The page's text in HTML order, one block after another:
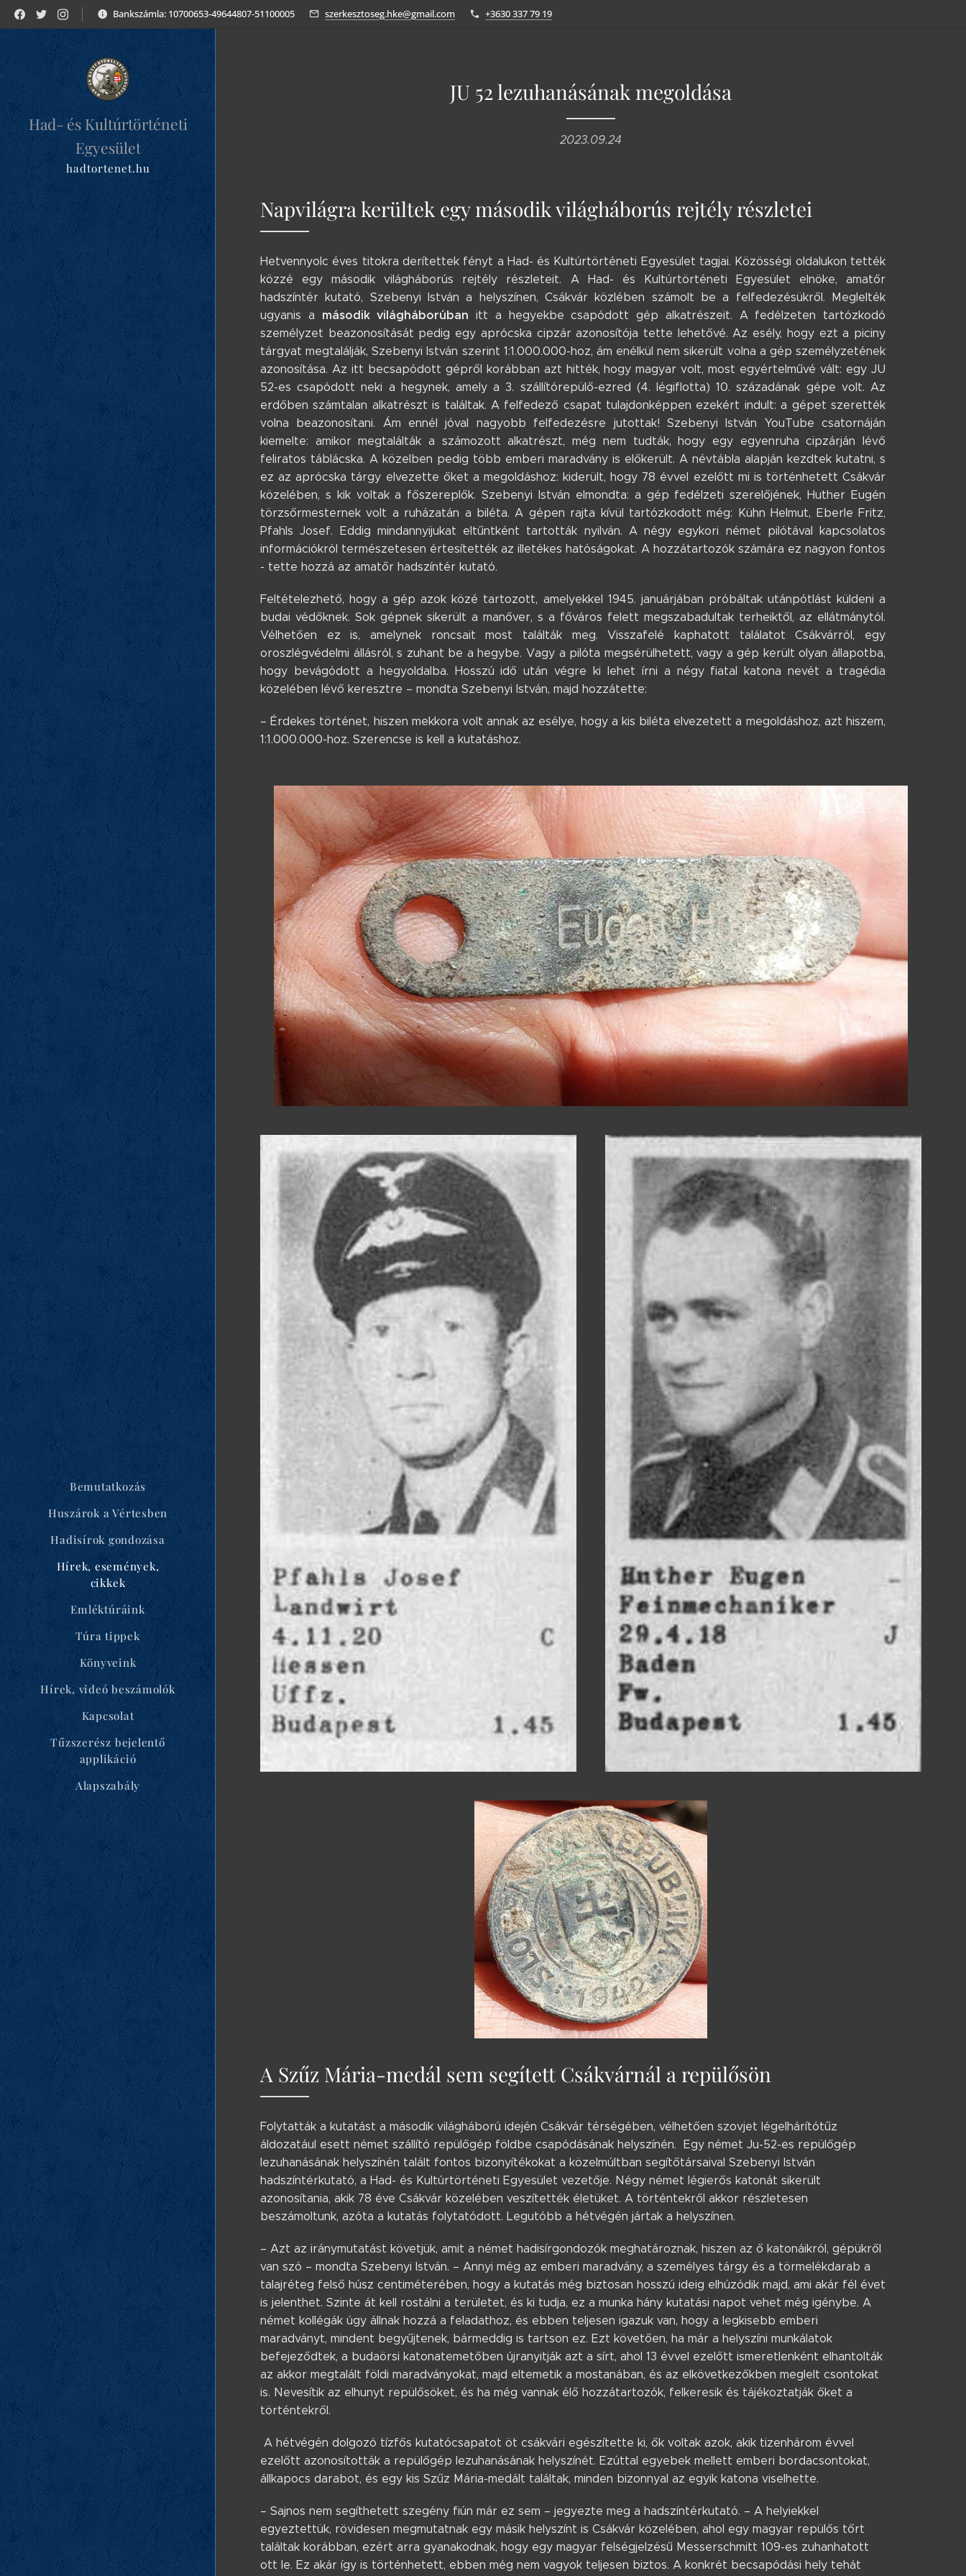
Bankszámla: 10700653-49644807-51100005 szerkesztoseg.hke@gmail.com +3630 337 79 19
Had- és Kultúrtörténeti
Egyesület
hadtortenet.hu
Bemutatkozás
Huszárok a Vértesben
Hadisírok gondozása
Hírek, események,
cikkek
Emléktúráink
Túra tippek
Könyveink
Hírek, videó beszámolók
Kapcsolat
Tűzszerész bejelentő
applikáció
Alapszabály
JU 52 lezuhanásának megoldása
2023.09.24
Napvilágra kerültek egy második világháborús rejtély részletei
Hetvennyolc éves titokra derítettek fényt a Had- és Kultúrtörténeti Egyesület tagjai. Közösségi oldalukon tették
közzé egy második világháborús rejtély részleteit. A Had- és Kultúrtörténeti Egyesület elnöke, amatőr
hadszíntér kutató, Szebenyi István a helyszínen, Csákvár közlében számolt be a felfedezésükről. Meglelték
ugyanis a második világháborúban itt a hegyekbe csapódott gép alkatrészeit. A fedélzeten tartózkodó
személyzet beazonosítását pedig egy aprócska cipzár azonosítója tette lehetővé. Az esély, hogy ezt a piciny
tárgyat megtalálják, Szebenyi István szerint 1:1.000.000-hoz, ám enélkül nem sikerült volna a gép személyzetének
azonosítása. Az itt becsapódott gépről korábban azt hitték, hogy magyar volt, most egyértelművé vált: egy JU
52-es csapódott neki a hegynek, amely a 3. szállítórepülő-ezred (4. légiflotta) 10. századának gépe volt. Az
erdőben számtalan alkatrészt is találtak. A felfedező csapat tulajdonképpen ezekért indult: a gépet szerették
volna beazonosítani. Ám ennél jóval nagyobb felfedezésre jutottak! Szebenyi István YouTube csatornáján
kiemelte: amikor megtalálták a számozott alkatrészt, még nem tudták, hogy egy egyenruha cipzárján lévő
feliratos táblácska. A közelben pedig több emberi maradvány is előkerült. A névtábla alapján kezdtek kutatni, s
ez az aprócska tárgy elvezette őket a megoldáshoz: kiderült, hogy 78 évvel ezelőtt mi is történhetett Csákvár
közelében, s kik voltak a főszereplők.Szebenyi István elmondta: a gép fedélzeti szerelőjének, Huther Eugén
törzsőrmesternek volt a ruházatán a biléta. A gépen rajta kívül tartózkodott még: Kühn Helmut, Eberle Fritz,
Pfahls Josef. Eddig mindannyijukat eltűntként tartották nyilván. A négy egykori német pilótával kapcsolatos
információkról természetesen értesítették az illetékes hatóságokat. A hozzátartozók számára ez nagyon fontos
- tette hozzá az amatőr hadszíntér kutató.
Feltételezhető, hogy a gép azok közé tartozott, amelyekkel 1945. januárjában próbáltak utánpótlást küldeni a
budai védőknek. Sok gépnek sikerült a manőver, s a főváros felett megszabadultak terheiktől, az ellátmánytól.
Vélhetően ez is, amelynek roncsait most találták meg. Visszafelé kaphatott találatot Csákvárról, egy
oroszlégvédelmi állásról, s zuhant be a hegybe. Vagy a pilóta megsérülhetett, vagy a gép került olyan állapotba,
hogy bevágódott a hegyoldalba. Hosszú idő után végre ki lehet írni a négy fiatal katona nevét a tragédia
közelében lévő keresztre – mondta Szebenyi István, majd hozzátette:
– Érdekes történet, hiszen mekkora volt annak az esélye, hogy a kis biléta elvezetett a megoldáshoz, azt hiszem,
1:1.000.000-hoz. Szerencse is kell a kutatáshoz.
A Szűz Mária-medál sem segített Csákvárnál a repülősön
Folytatták a kutatást a második világháború idején Csákvár térségében, vélhetően szovjet légelhárítótűz
áldozatául esett német szállító repülőgép földbe csapódásának helyszínén. Egy német Ju-52-es repülőgép
lezuhanásának helyszínén talált fontos bizonyítékokat a közelmúltban segítőtársaival Szebenyi István
hadszíntérkutató, a Had- és Kultúrtörténeti Egyesület vezetője. Négy német légierős katonát sikerült
azonosítania, akik 78 éve Csákvár közelében veszítették életüket. A történtekről akkor részletesen
beszámoltunk, azóta a kutatás folytatódott. Legutóbb a hétvégén jártak a helyszínen.
– Azt az iránymutatást követjük, amit a német hadisírgondozók meghatároznak, hiszen az ő katonáikról, gépükről
van szó – mondta Szebenyi István. – Annyi még az emberi maradvány, a személyes tárgy és a törmelékdarab a
talajréteg felső húsz centiméterében, hogy a kutatás még biztosan hosszú ideig elhúzódik majd, ami akár fél évet
is jelenthet. Szinte át kell rostálni a területet, és ki tudja, ez a munka hány kutatási napot vehet még igénybe. A
német kollégák úgy állnak hozzá a feladathoz, és ebben teljesen igazuk van, hogy a legkisebb emberi
maradványt, mindent begyűjtenek, bármeddig is tartson ez. Ezt követően, ha már a helyszíni munkálatok
befejeződtek, a budaörsi katonatemetőben újranyitják azt a sírt, ahol 13 évvel ezelőtt ismeretlenként elhantolták
az akkor megtalált földi maradványokat, majd eltemetik a mostanában, és az elkövetkezőkben meglelt csontokat
is. Nevesítik az elhunyt repülősöket, és ha még vannak élő hozzátartozók, felkeresik és tájékoztatják őket a
történtekről.
A hétvégén dolgozó tízfős kutatócsapatot öt csákvári egészítette ki, ők voltak azok, akik tizenhárom évvel
ezelőtt azonosították a repülőgép lezuhanásának helyszínét. Ezúttal egyebek mellett emberi bordacsontokat,
állkapocs darabot, és egy kis Szűz Mária-medált találtak, minden bizonnyal az egyik katona viselhette.
– Sajnos nem segíthetett szegény fiún már ez sem ­­– jegyezte meg a hadszíntérkutató. – A helyiekkel
egyeztettük, rövidesen megmutatnak egy másik helyszínt is Csákvár közelében, ahol egy magyar repülős tőrt
találtak korábban, ezért arra gyanakodnak, hogy egy magyar felségjelzésű Messerschmitt 109-es zuhanhatott
ott le. Ez akár így is történhetett, ebben még nem vagyok teljesen biztos. A konkrét becsapódási hely tehát